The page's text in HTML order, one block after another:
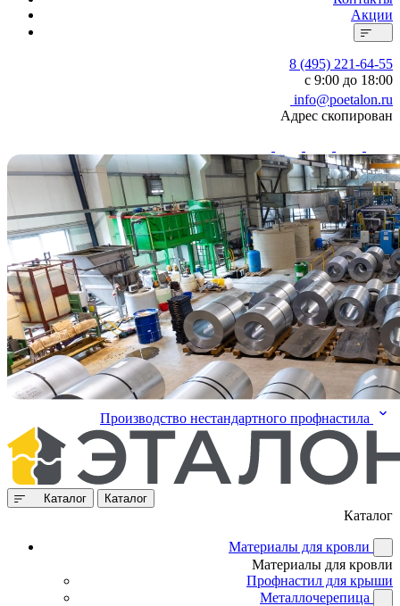
Акции
8 (495) 221-64-55
с 9:00 до 18:00
info@poetalon.ru
Адрес скопирован
Производство нестандартного профнастила
Каталог Каталог
Каталог
Материалы для кровли
Материалы для кровли
Профнастил для крыши
Металлочерепица